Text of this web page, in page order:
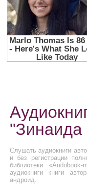
Слушать аудиокниги
и без регистрации
библиотеки
аудиокниги книги
андроид.